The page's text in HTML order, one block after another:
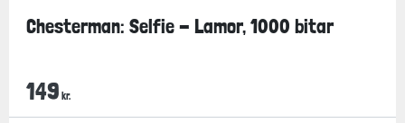
Chesterman: Selfie - Lamor, 1000 bitar
149 kr.